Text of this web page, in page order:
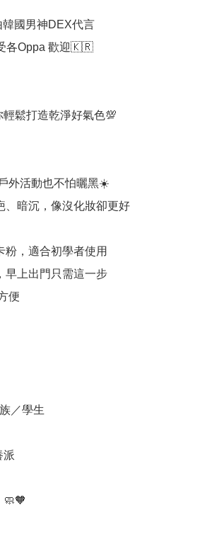
國男神DEX代言
各Oppa 歡迎🇰🇷
鬆打造乾淨好氣色💯
外活動也不怕曬黑☀️
暗沉，像沒化妝卻更好
，適合初學者使用
上出門只需這一步
便
／學生
派
🧼🧡